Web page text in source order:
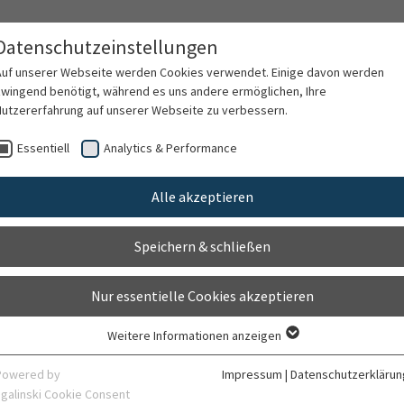
&
Geburtshilfe und Elternschule werden an der Klinik
Teams der Frauenheilkunde und Geburtshilfe
unserer Webseite werden Cookies verwendet. Einige davon werden
benötigt, während es uns andere ermöglichen, Ihre
auf unserer Webseite zu verbessern.
Essentiell Analytics & Performance
Alle akzeptieren
Speichern & schließen
Nur essentielle Cookies akzeptieren
Essentielle Cookies werden für grundlegende Funktionen der Webseite
benötigt. Dadurch ist gewährleistet, dass die Webseite einwandfrei
Weitere Informationen anzeigen
by
Cookie Consent
Impressum |